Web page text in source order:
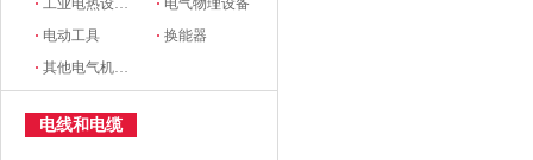
·工业电热设备(电炉) · 电气物理设备
· 电动工具 ·换能器
·其他电气机械设备
电线和电缆